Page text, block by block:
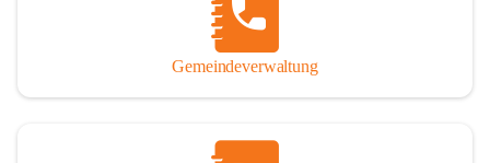
Ollersdorf. Durch den Einsatz von mehreren Ortsansässigen
wurde Wörterberg 1991 wieder eine eigenständige
Die Gemeinde liegt im Südburgenland im Nordwesten des
Gemeindeverwaltung